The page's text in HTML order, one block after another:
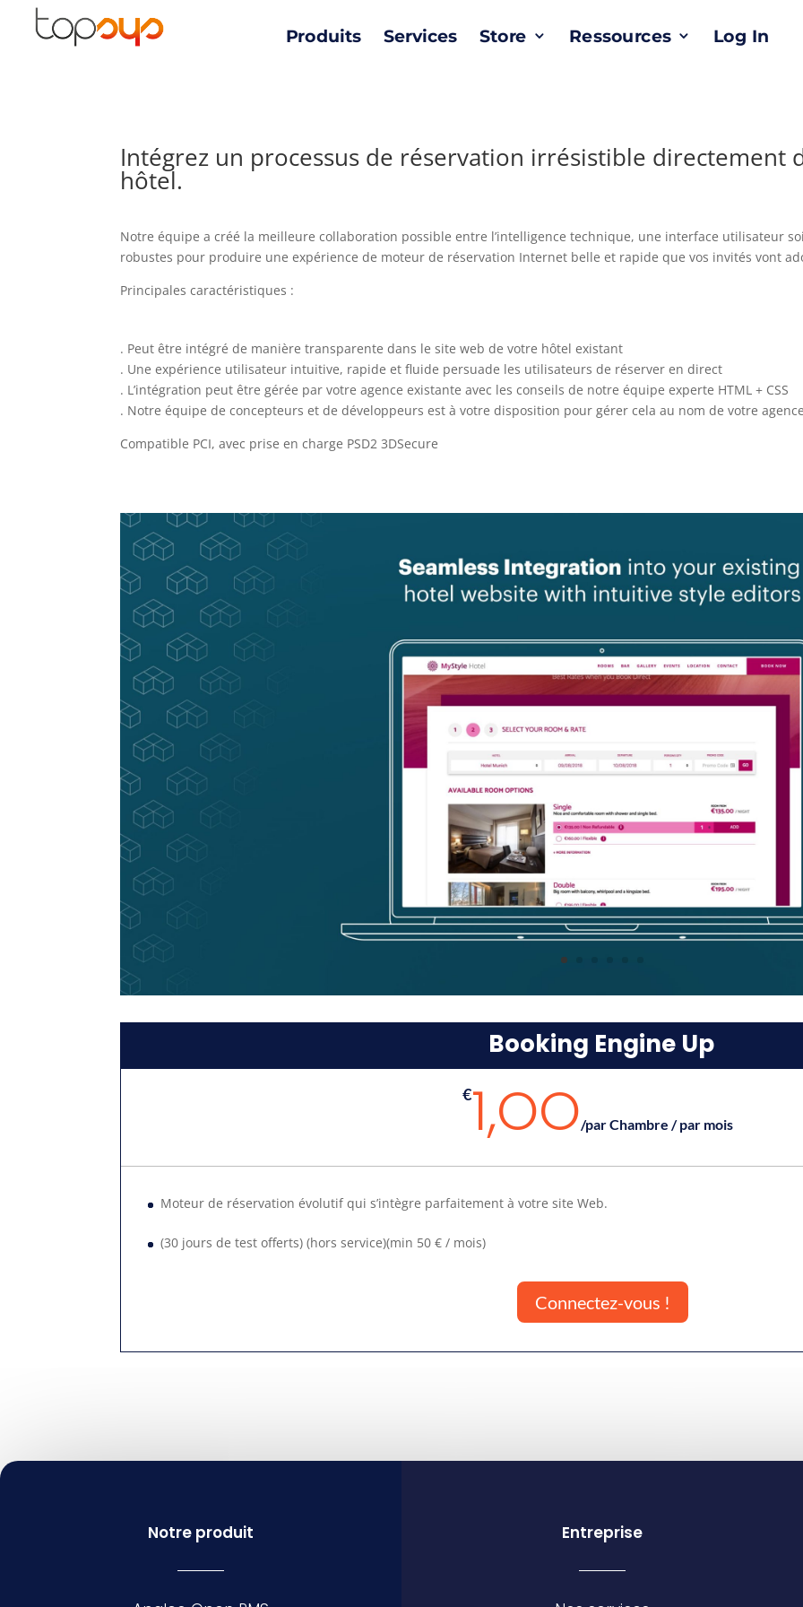
Produits Services Store Ressources Log In
Intégrez un processus de réservation irrésistible directement
hôtel.
Notre équipe a créé la meilleure collaboration possible entre l’intelligence technique, une interface utilisateur
robustes pour produire une expérience de moteur de réservation Internet belle et rapide que vos invités vont
Principales caractéristiques :
. Peut être intégré de manière transparente dans le site web de votre hôtel existant
. Une expérience utilisateur intuitive, rapide et fluide persuade les utilisateurs de réserver en direct
. L’intégration peut être gérée par votre agence existante avec les conseils de notre équipe experte HTML + CSS
. Notre équipe de concepteurs et de développeurs est à votre disposition pour gérer cela au nom de votre
Compatible PCI, avec prise en charge PSD2 3DSecure
Booking Engine Up
€1,OO/par Chambre / par mois
Moteur de réservation évolutif qui s’intègre parfaitement à votre site Web.
(30 jours de test offerts) (hors service)(min 50 € / mois)
Connectez-vous !
Notre produit Entreprise